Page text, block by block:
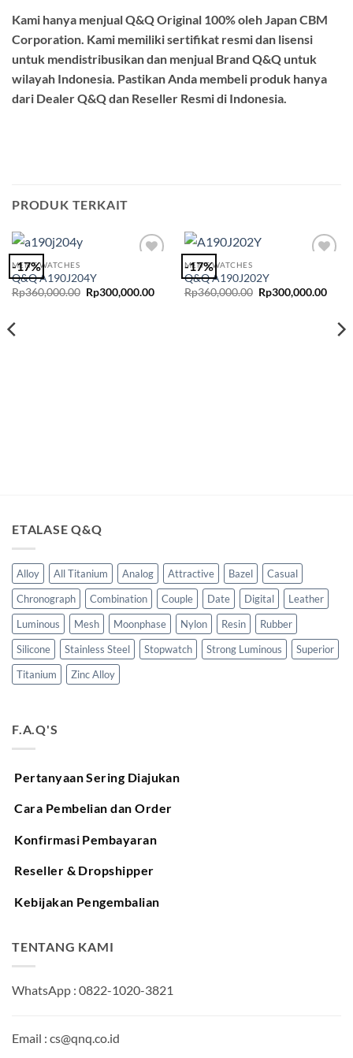
Kami hanya menjual Q&Q Original 100% oleh Japan CBM
Corporation. Kami memiliki sertifikat resmi dan lisensi
untuk mendistribusikan dan menjual Brand Q&Q untuk
wilayah Indonesia. Pastikan Anda membeli produk hanya
dari Dealer Q&Q dan Reseller Resmi di Indonesia.
PRODUK TERKAIT
-17%
MEN'S WATCHES
Q&Q A190J204Y
Rp360,000.00 Harga
aslinya
Rp300,000.00Harga
-17%
MEN'S WATCHES
Q&Q A190J202Y
Rp360,000.00 Harga
aslinya
Rp300,000.00
ETALASE Q&Q
Alloy All Titanium Analog Attractive Bazel
Casual
Chronograph
Combination Couple Date Digital
Leather
Luminous
Mesh Moonphase Nylon Resin
Rubber
Silicone
Stainless Steel Stopwatch Strong Luminous
Superior
Titanium
Zinc Alloy
F.A.Q'S
Pertanyaan Sering Diajukan
Cara Pembelian dan Order
Konfirmasi Pembayaran
Reseller & Dropshipper
Kebijakan Pengembalian
TENTANG KAMI
WhatsApp : 0822-1020-3821
Email : cs@qnq.co.id